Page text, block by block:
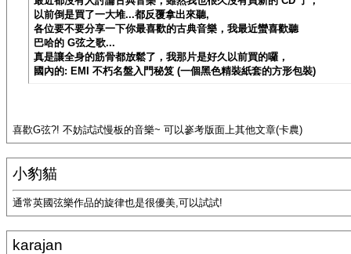
以前倒是買了一大堆...都反覆拿出來聽,
各位要不要分享一下你最喜歡的古典音樂，我最近蠻喜歡聽
巴哈的 G弦之歌...
真是讓全身的筋骨都放鬆了，我那片是好久以前買的囉，
國內的: EMI 不朽名盤入門秘笈 (一個黑色精裝紙套的方形包裝)
喜歡G弦?! 不妨試試慢板的音樂~ 可以嵾考版面上其他文章(卡農)
小豹貓
通常英國弦樂作品的旋律也是很優美,可以試試!
karajan